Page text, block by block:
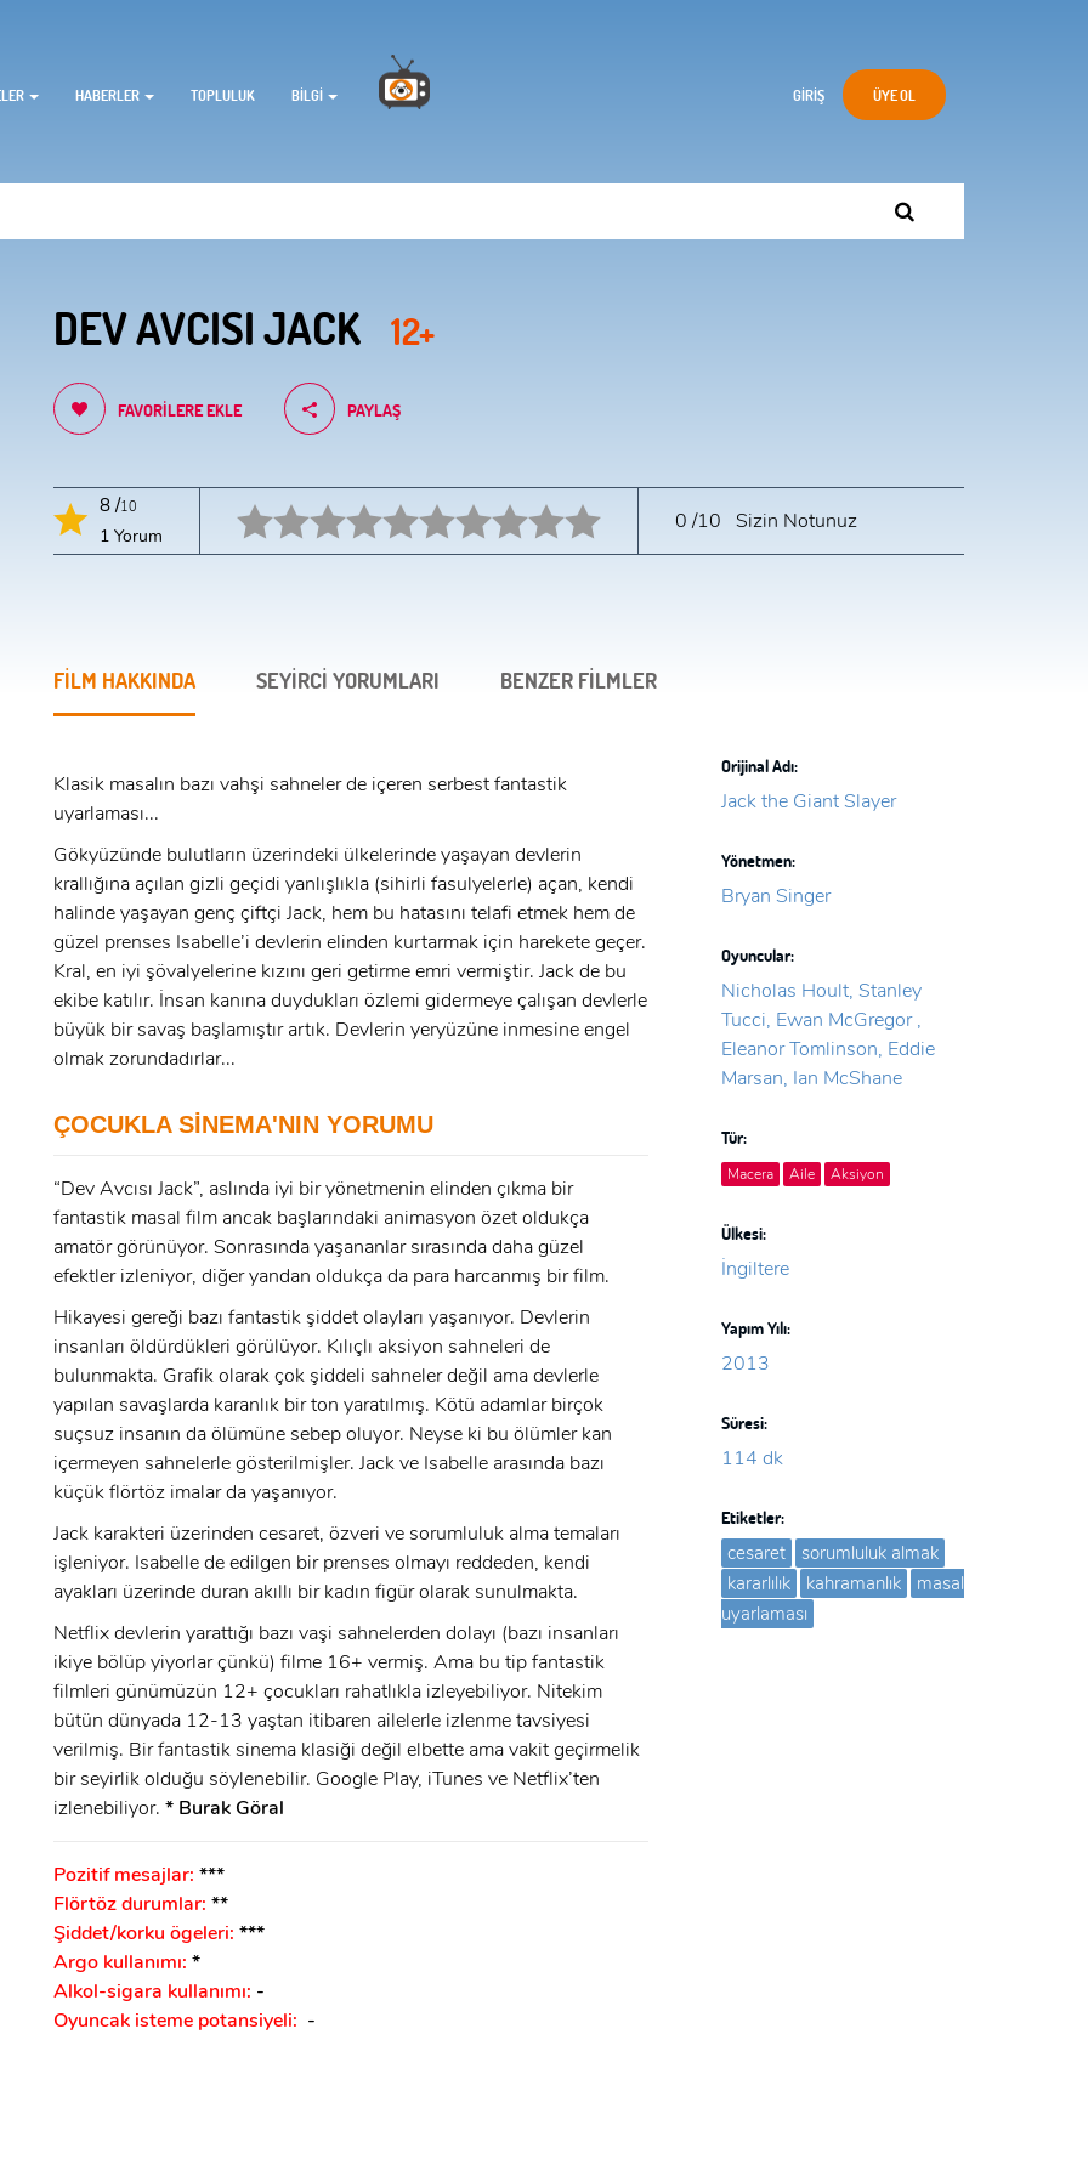
GIRIŞ YAP
E-Posta:
Şifre:
Beni Hatırla
GIRIŞ
ÜYE OL
Ad Soyad:
E-Posta:
Şifre:
ÜYE OL
GIRIŞ
HABERLER TOPLULUK BILGI GIRIŞ ÜYE OL
DEV AVCISI JACK 12+
FAVORILERE EKLE PAYLAŞ
8 /10
1 Yorum
0/10 Sizin Notunuz
FİLM HAKKINDA SEYİRCİ YORUMLARI BENZER FİLMLER
Klasik masalın bazı vahşi sahneler de içeren serbest fantastik
uyarlaması...
Gökyüzünde bulutların üzerindeki ülkelerinde yaşayan devlerin
krallığına açılan gizli geçidi yanlışlıkla (sihirli fasulyelerle) açan, kendi
halinde yaşayan genç çiftçi Jack, hem bu hatasını telafi etmek hem de
güzel prenses Isabelle’i devlerin elinden kurtarmak için harekete geçer.
Kral, en iyi şövalyelerine kızını geri getirme emri vermiştir. Jack de bu
ekibe katılır. İnsan kanına duydukları özlemi gidermeye çalışan devlerle
büyük bir savaş başlamıştır artık. Devlerin yeryüzüne inmesine engel
olmak zorundadırlar...
ÇOCUKLA SİNEMA'NIN YORUMU
“Dev Avcısı Jack”, aslında iyi bir yönetmenin elinden çıkma bir
fantastik masal film ancak başlarındaki animasyon özet oldukça
amatör görünüyor. Sonrasında yaşananlar sırasında daha güzel
efektler izleniyor, diğer yandan oldukça da para harcanmış bir film.
Hikayesi gereği bazı fantastik şiddet olayları yaşanıyor. Devlerin
insanları öldürdükleri görülüyor. Kılıçlı aksiyon sahneleri de
bulunmakta. Grafik olarak çok şiddeli sahneler değil ama devlerle
yapılan savaşlarda karanlık bir ton yaratılmış. Kötü adamlar birçok
suçsuz insanın da ölümüne sebep oluyor. Neyse ki bu ölümler kan
içermeyen sahnelerle gösterilmişler. Jack ve Isabelle arasında bazı
küçük flörtöz imalar da yaşanıyor.
Jack karakteri üzerinden cesaret, özveri ve sorumluluk alma temaları
işleniyor. Isabelle de edilgen bir prenses olmayı reddeden, kendi
ayakları üzerinde duran akıllı bir kadın figür olarak sunulmakta.
Netflix devlerin yarattığı bazı vaşi sahnelerden dolayı (bazı insanları
ikiye bölüp yiyorlar çünkü) filme 16+ vermiş. Ama bu tip fantastik
filmleri günümüzün 12+ çocukları rahatlıkla izleyebiliyor. Nitekim
bütün dünyada 12-13 yaştan itibaren ailelerle izlenme tavsiyesi
verilmiş. Bir fantastik sinema klasiği değil elbette ama vakit geçirmelik
bir seyirlik olduğu söylenebilir. Google Play, iTunes ve Netflix’ten
izlenebiliyor. * Burak Göral
Pozitif mesajlar: ***
Flörtöz durumlar: **
Şiddet/korku ögeleri: ***
Argo kullanımı: *
Alkol-sigara kullanımı: -
Oyuncak isteme potansiyeli: -
Orijinal Adı:
Jack the Giant Slayer
Yönetmen:
Bryan Singer
Oyuncular:
Nicholas Hoult, Stanley
Tucci, Ewan McGregor ,
Eleanor Tomlinson, Eddie
Marsan, Ian McShane
Tür:
Macera Aile Aksiyon
Ülkesi:
İngiltere
Yapım Yılı:
2013
Süresi:
114 dk
Etiketler:
cesaret
sorumluluk almak
kararlılık
kahramanlık
masal
uyarlaması